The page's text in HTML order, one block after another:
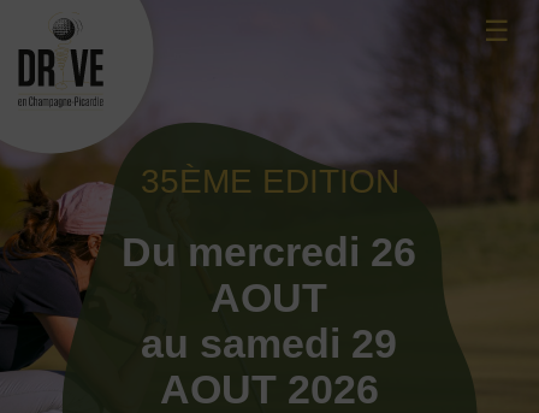
content
☰
35ÈME EDITION
Du mercredi 26
AOUT
au samedi 29
AOUT 2026